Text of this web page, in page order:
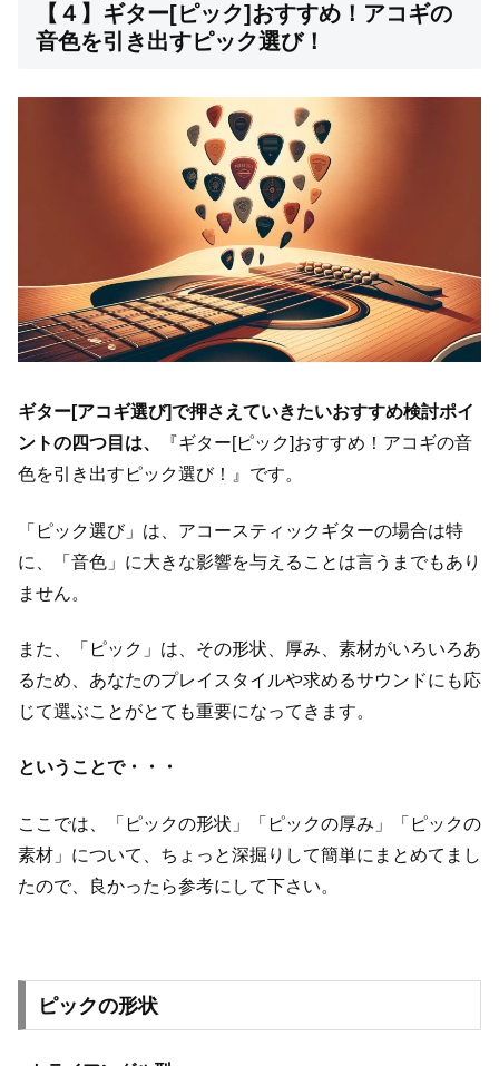
【４】ギター[ピック]おすすめ！アコギの
音色を引き出すピック選び！
ギター[アコギ選び]で押さえていきたいおすすめ検討ポイ
ントの四つ目は、
『ギター[ピック]おすすめ！アコギの音
色を引き出すピック選び！』です。
「ピック選び」は、アコースティックギターの場合は特
に、「音色」に大きな影響を与えることは言うまでもあり
ません。
また、「ピック」は、その形状、厚み、素材がいろいろあ
るため、あなたのプレイスタイルや求めるサウンドにも応
じて選ぶことがとても重要になってきます。
ということで・・・
ここでは、「ピックの形状」「ピックの厚み」「ピックの
素材」について、ちょっと深掘りして簡単にまとめてまし
たので、良かったら参考にして下さい。
ピックの形状